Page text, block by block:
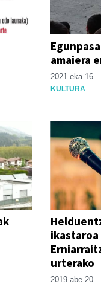
amaiera
2021 eka 16
KULTURA
urterako
2019 abe 20